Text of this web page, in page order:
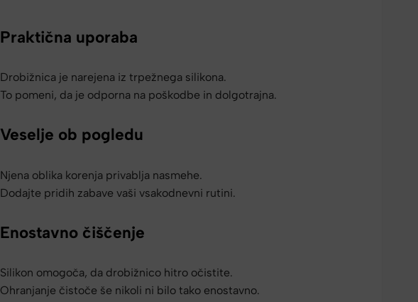
Praktična uporaba
Drobižnica je narejena iz trpežnega silikona.
To pomeni, da je odporna na poškodbe in dolgotrajna.
Veselje ob pogledu
Njena oblika korenja privablja nasmehe.
Dodajte pridih zabave vaši vsakodnevni rutini.
Enostavno čiščenje
Silikon omogoča, da drobižnico hitro očistite.
Ohranjanje čistoče še nikoli ni bilo tako enostavno.